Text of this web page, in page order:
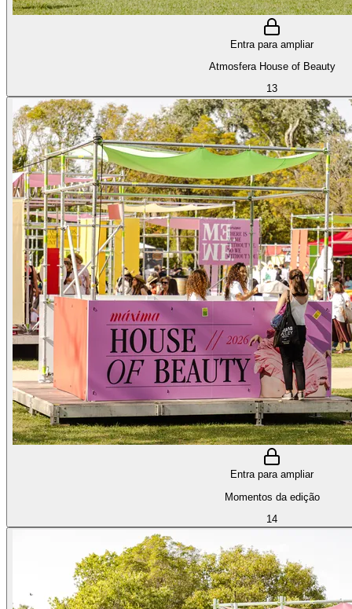
Entra para ampliar
Atmosfera House of Beauty
13
Entra para ampliar
Momentos da edição
14